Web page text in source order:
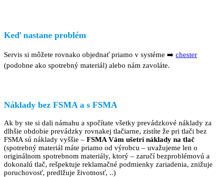
Keď nastane problém
Servis si môžete rovnako objednať priamo v systéme ➡️ chester
(podobne ako spotrebný materiál) alebo nám zavoláte.
Náklady bez FSMA a s FSMA
Ak by ste si dali námahu a spočítate všetky prevádzkové náklady za
dlhšie obdobie prevádzky rovnakej tlačiarne, zistíte že pri tlači bez
FSMA sú náklady vyššie – FSMA Vám ušetrí náklady na tlač
(spotrebný materiál máte priamo od výrobcu – uvažujeme len o
originálnom spotrebnom materiály, ktorý – zaručí bezproblémovú a
dokonalú tlač, rešpektuje reklamačné podmienky zariadenia, znižuje
poruchovosť, predlžuje životnosť, ..)